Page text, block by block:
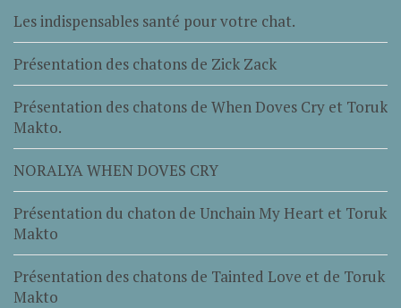
Les indispensables santé pour votre chat.
Présentation des chatons de Zick Zack
Présentation des chatons de When Doves Cry et Toruk
Makto.
NORALYA WHEN DOVES CRY
Présentation du chaton de Unchain My Heart et Toruk
Makto
Présentation des chatons de Tainted Love et de Toruk
Makto